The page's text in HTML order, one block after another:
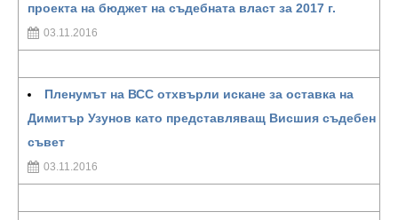
проекта на бюджет на съдебната власт за 2017 г.
03.11.2016
Пленумът на ВСС отхвърли искане за оставка на
Димитър Узунов като представляващ Висшия съдебен
съвет
03.11.2016